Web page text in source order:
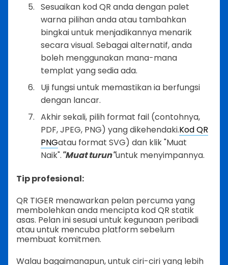
Sesuaikan kod QR anda dengan palet
warna pilihan anda atau tambahkan
bingkai untuk menjadikannya menarik
secara visual. Sebagai alternatif, anda
boleh menggunakan mana-mana
templat yang sedia ada.
Uji fungsi untuk memastikan ia berfungsi
dengan lancar.
Akhir sekali, pilih format fail (contohnya,
PDF, JPEG, PNG) yang dikehendaki.Kod QR
PNGatau format SVG) dan klik "Muat
Naik"."Muat turun"untuk menyimpannya.
Tip profesional:
QR TIGER menawarkan pelan percuma yang
membolehkan anda mencipta kod QR statik
asas. Pelan ini sesuai untuk kegunaan peribadi
atau untuk mencuba platform sebelum
membuat komitmen.
Walau bagaimanapun, untuk ciri-ciri yang lebih